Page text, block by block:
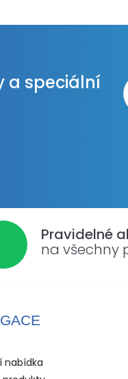
a speciální
Pravidelné
na všechny
nabídka